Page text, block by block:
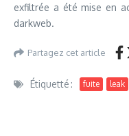
exfiltrée a été mise en
darkweb.
Partagez cet article
Étiquetté : fuite leak